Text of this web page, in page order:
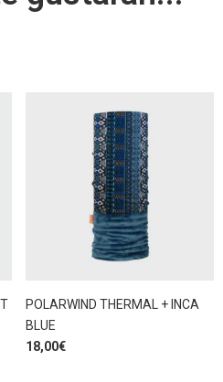
POLARWIND THERMAL + INCA
BLUE
18,00€